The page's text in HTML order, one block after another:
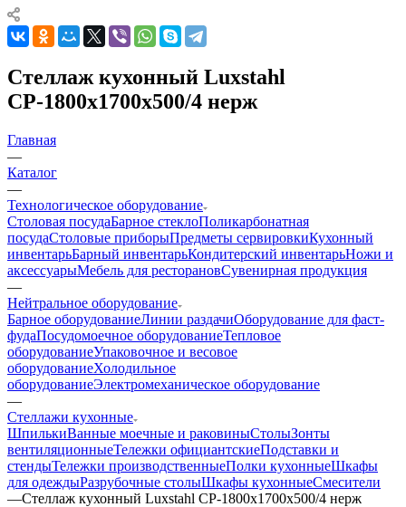
Стеллаж кухонный Luxstahl
СР-1800х1700х500/4 нерж
Главная
—
Каталог
—
Технологическое оборудование
Столовая посудаБарное стеклоПоликарбонатная
посудаСтоловые приборыПредметы сервировкиКухонный
инвентарьБарный инвентарьКондитерский инвентарьНожи и
аксессуарыМебель для ресторановСувенирная продукция
—
Нейтральное оборудование
Барное оборудованиеЛинии раздачиОборудование для фаст-
фудаПосудомоечное оборудованиеТепловое
оборудованиеУпаковочное и весовое
оборудованиеХолодильное
оборудованиеЭлектромеханическое оборудование
—
Стеллажи кухонные
ШпилькиВанные моечные и раковиныСтолыЗонты
вентиляционныеТележки официантскиеПодставки и
стендыТележки производственныеПолки кухонныеШкафы
для одеждыРазрубочные столыШкафы кухонныеСмесители
—Стеллаж кухонный Luxstahl СР-1800х1700х500/4 нерж